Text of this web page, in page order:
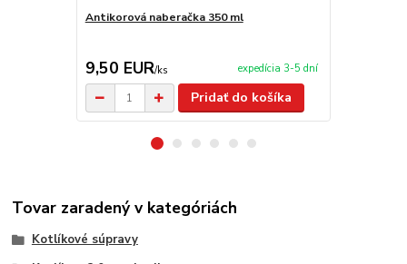
Antikorová naberačka 350 ml
9,50 EUR/ks expedícia 3-5 dní
Pridať do košíka
Tovar zaradený v kategóriách
Kotlíkové súpravy